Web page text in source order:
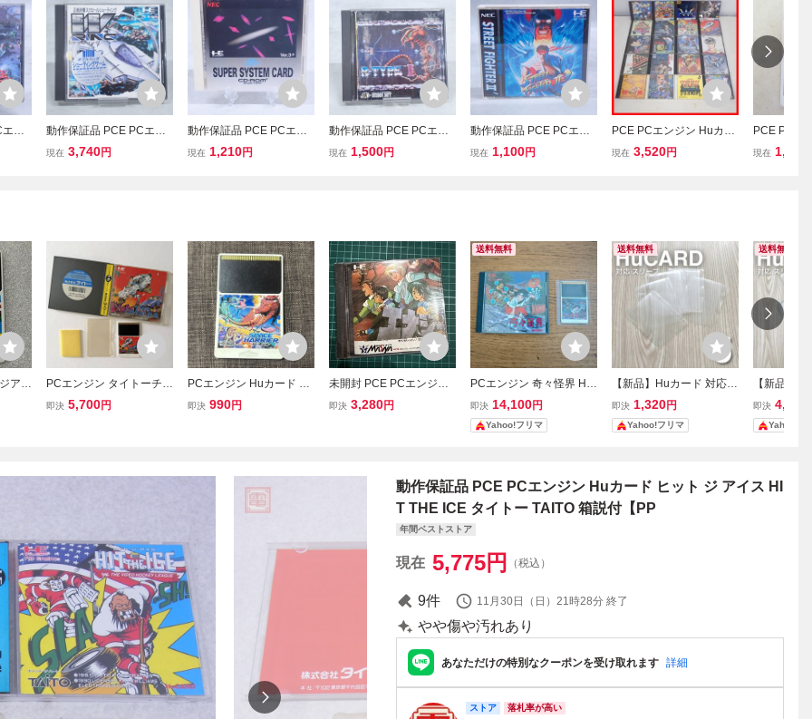
ン
動作保証品 PCE PCエン
ジン Huカード ダブルリ
現在 3,740円
動作保証品 PCE PCエン
ジン CD-ROM2 Huカード
現在 1,210円
動作保証品 PCE PCエン
ジン Huカード アールタ
現在 1,500円
動作保証品 PCE PCエン
ジン Huカード ストリー
現在 1,100円
PCE PCエンジン Huカー
ド 弁慶外伝/ヴェイグス/
現在 3,520円
PCE PCエ
ド
現在 1,100
アイ
PCエンジン タイトーチェ
イスHQ PC Engine PC
即決 5,700円
PCエンジン Huカード SE
GA SPACE HARRIER セ
即決 990円
未開封 PCE PCエンジン
Huカード エナジー デッ
即決 3,280円
送料無料
PCエンジン 奇々怪界 Hu
カード タイトー
即決 14,100円
Yahoo!フリマ
送料無料
【新品】Huカード 対応
スリーブ ケース 5枚セッ
ト PCエンジン PCE Huca
rd レトロゲーム まとめ 非
即決 1,320円
Yahoo!フリマ
送料無料
【新品】
スリーブ
ト PCエン
rd レトロ
即決 4,480
Yahoo!フ
動作保証品 PCE PCエンジン Huカード ヒット ジ アイス HI
T THE ICE タイトー TAITO 箱説付【PP
年間ベストストア
現在 5,775円 （税込）
9件 11月30日（日）21時28分 終了
やや傷や汚れあり
あなただけの特別なクーポンを受け取れます 詳細
ストア 落札率が高い